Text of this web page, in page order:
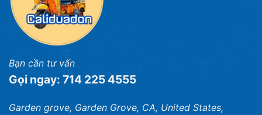
Bạn cần tư vấn
Gọi ngay: 714 225 4555
Garden grove, Garden Grove, CA, United States,